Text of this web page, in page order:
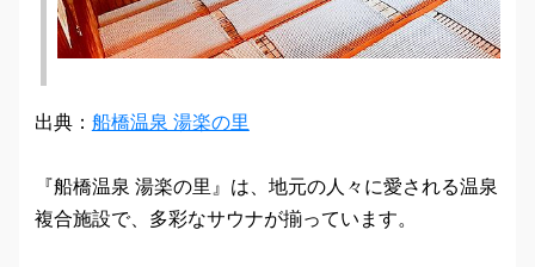
出典： 船橋温泉 湯楽の里
『船橋温泉 湯楽の里』は、地元の人々に愛される温泉
複合施設で、多彩なサウナが揃っています。